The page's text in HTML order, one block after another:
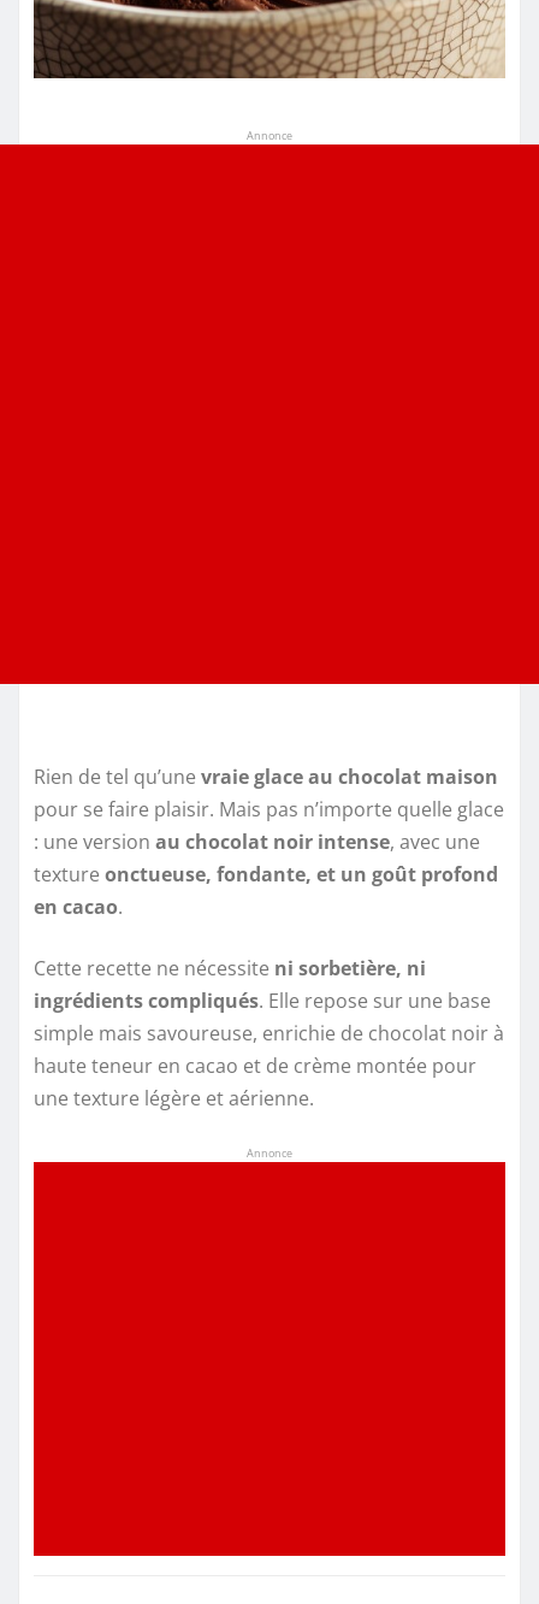
Annonce
Rien de tel qu’une vraie glace au chocolat maison
pour se faire plaisir. Mais pas n’importe quelle glace
: une version au chocolat noir intense, avec une
texture onctueuse, fondante, et un goût profond
en cacao.
Cette recette ne nécessite ni sorbetière, ni
ingrédients compliqués. Elle repose sur une base
simple mais savoureuse, enrichie de chocolat noir à
haute teneur en cacao et de crème montée pour
une texture légère et aérienne.
Annonce